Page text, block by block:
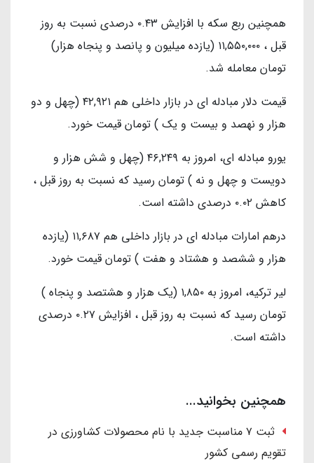
همچنین ربع سکه با افزایش ۰.۴۳ درصدی نسبت به روز
قبل ، ۱۱,۵۵۰,۰۰۰ (یازده میلیون و پانصد و پنجاه هزار)
تومان معامله شد.
قیمت دلار مبادله ای در بازار داخلی هم ۴۲,۹۲۱ (چهل و دو
هزار و نهصد و بیست و یک ) تومان قیمت خورد.
یورو مبادله ای، امروز به ۴۶,۲۴۹ (چهل و شش هزار و
دویست و چهل و نه ) تومان رسید که نسبت به روز قبل ،
کاهش ۰.۰۲ درصدی داشته است.
درهم امارات مبادله ای در بازار داخلی هم ۱۱,۶۸۷ (یازده
هزار و ششصد و هشتاد و هفت ) تومان قیمت خورد.
لیر ترکیه، امروز به ۱,۸۵۰ (یک هزار و هشتصد و پنجاه )
تومان رسید که نسبت به روز قبل ، افزایش ۰.۲۷ درصدی
داشته است.
همچنین بخوانید...
ثبت ۷ مناسبت جدید با نام محصولات کشاورزی در
تقویم رسمی کشور